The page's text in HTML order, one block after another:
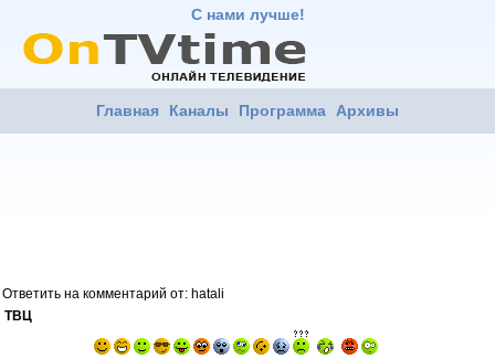
С нами лучше!
Главная Каналы Программа Архивы
Ответить на комментарий от: hatali
ТВЦ